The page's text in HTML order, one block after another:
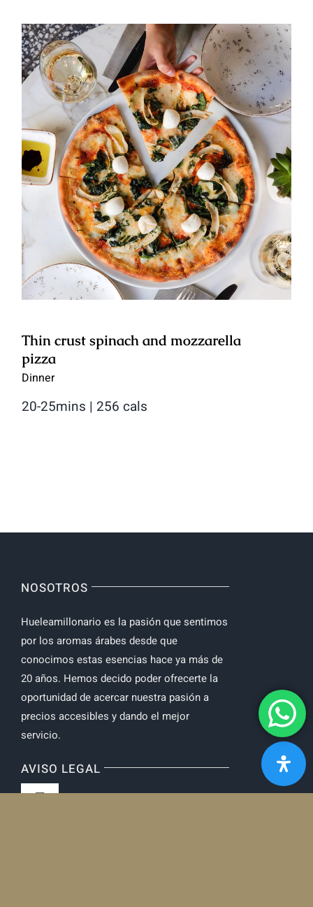
Thin crust spinach and
mozzarella pizza
Thin crust spinach and mozzarella
pizza
Dinner
20-25mins | 256 cals
NOSOTROS
Hueleamillonario es la pasión que sentimos
por los aromas árabes desde que
conocimos estas esencias hace ya más de
20 años. Hemos decido poder ofrecerte la
oportunidad de acercar nuestra pasión a
precios accesibles y dando el mejor
servicio.
AVISO LEGAL